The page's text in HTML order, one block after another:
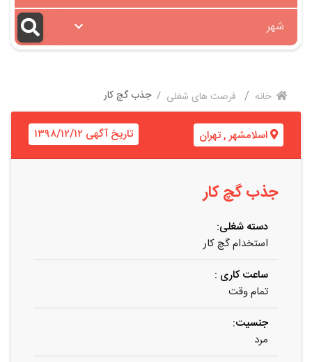
شهر
خانه فرصت های شغلی جذب گچ کار
اسلامشهر,تهران تاریخ آگهی ۱۳۹۸/۱۲/۱۲
جذب گچ کار
دسته شغلی:
استخدام گچ‌ کار
ساعت کاری :
تمام وقت
جنسیت:
مرد